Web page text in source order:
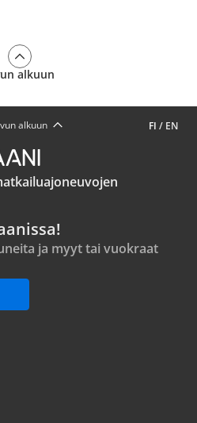
alkuun
FI / EN
alkuun
ja myyt tai vuokraat